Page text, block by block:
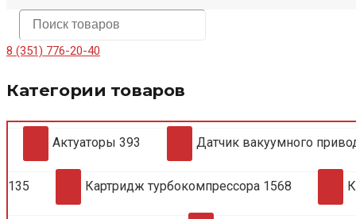
8 (351) 776-20-40
Категории товаров
Актуаторы 393 Датчик вакуумного
135 Картридж турбокомпрессора 1568